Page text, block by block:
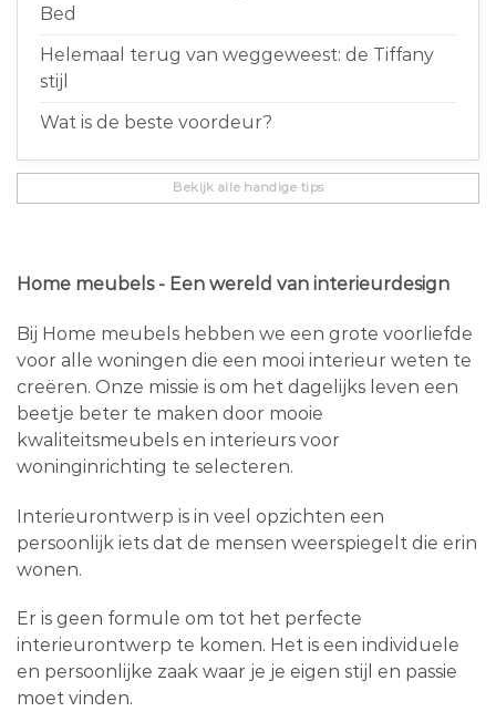
Bed
Helemaal terug van weggeweest: de Tiffany
stijl
Wat is de beste voordeur?
Bekijk alle handige tips
Home meubels - Een wereld van interieurdesign
Bij Home meubels hebben we een grote voorliefde
voor alle woningen die een mooi interieur weten te
creëren. Onze missie is om het dagelijks leven een
beetje beter te maken door mooie
kwaliteitsmeubels en interieurs voor
woninginrichting te selecteren.
Interieurontwerp is in veel opzichten een
persoonlijk iets dat de mensen weerspiegelt die erin
wonen.
Er is geen formule om tot het perfecte
interieurontwerp te komen. Het is een individuele
en persoonlijke zaak waar je je eigen stijl en passie
moet vinden.